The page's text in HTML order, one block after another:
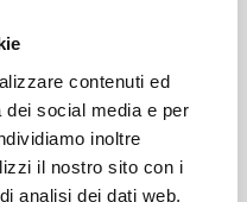
contenuti ed
dei social media e per
inoltre
il nostro sito con i
analisi dei dati web,
a 3 punti di
a 5 punti di